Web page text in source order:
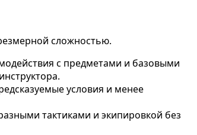
сложностью.
с предметами и базовыми
условия и менее
тактиками и экипировкой без